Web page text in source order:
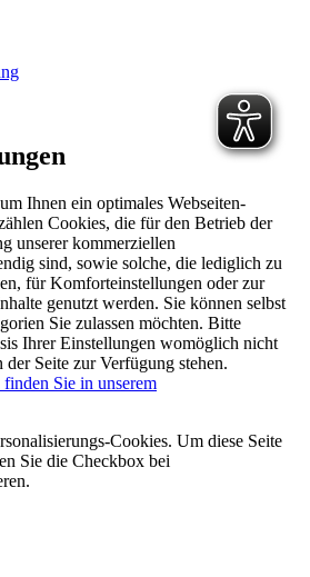
Ihnen ein optimales Webseiten-
Cookies, die für den Betrieb der
unserer kommerziellen
sind, sowie solche, die lediglich zu
für Komforteinstellungen oder zur
genutzt werden. Sie können selbst
Sie zulassen möchten. Bitte
Ihrer Einstellungen womöglich nicht
Seite zur Verfügung stehen.
Sie in unserem
Cookies. Um diese Seite
Sie die Checkbox bei